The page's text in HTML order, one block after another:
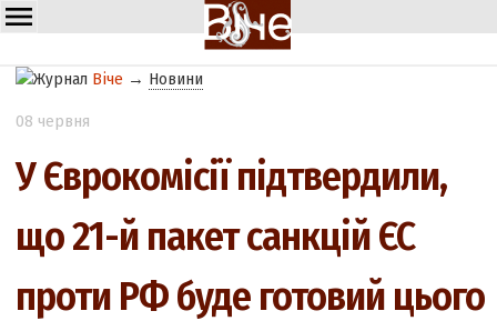
Віче → Новини
08 червня
У Єврокомісії підтвердили,
що 21-й пакет санкцій ЄС
проти РФ буде готовий цього